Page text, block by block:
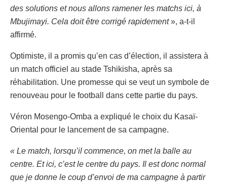
des solutions et nous allons ramener les matchs ici, à
Mbujimayi. Cela doit être corrigé rapidement», a-t-il
affirmé.
Optimiste, il a promis qu’en cas d’élection, il assistera à
un match officiel au stade Tshikisha, après sa
réhabilitation. Une promesse qui se veut un symbole de
renouveau pour le football dans cette partie du pays.
Véron Mosengo-Omba a expliqué le choix du Kasaï-
Oriental pour le lancement de sa campagne.
« Le match, lorsqu’il commence, on met la balle au
centre. Et ici, c’est le centre du pays. Il est donc normal
que je donne le coup d’envoi de ma campagne à partir